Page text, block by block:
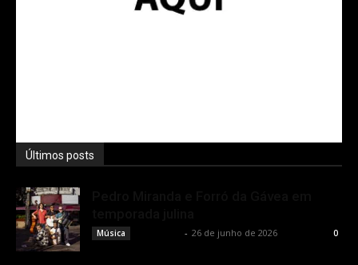
Últimos posts
Música - 26 de junho de 2026 0